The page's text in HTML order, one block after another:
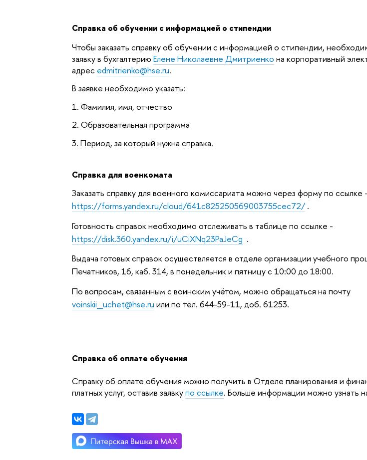
Справка об обучении с информацией о стипендии
Чтобы заказать справку об обучении с информацией о стипендии,
заявку в бухгалтериюЕлене Николаевне Дмитриенко на корпоративный
адрес edmitrienko@hse.ru.
В заявке необходимо указать:
1. Фамилия, имя, отчество
2. Образовательная программа
3. Период, за который нужна справка.
Справка для военкомата
Заказать справку для военного комиссариата можно через форму по ссылке -
https://forms.yandex.ru/cloud/641c825250569003755cec72/.
Готовность справок необходимо отслеживать в таблице по ссылке -
https://disk.360.yandex.ru/i/uCiXNq23PaJeCg .
Выдача готовых справок осуществляется в отделе организации учебного
Печатников, 16, каб. 314, в понедельник и пятницу с 10:00 до 18:00.
По вопросам, связанным с воинским учётом, можно обращаться на почту
voinskii_uchet@hse.ru или по тел. 644-59-11, доб. 61253.
Справка об оплате обучения
Справку об оплате обучения можно получить в Отделе планирования и
платных услуг, оставив заявкупо ссылке. Больше информации можно узнать